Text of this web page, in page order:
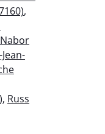
,
, Russ